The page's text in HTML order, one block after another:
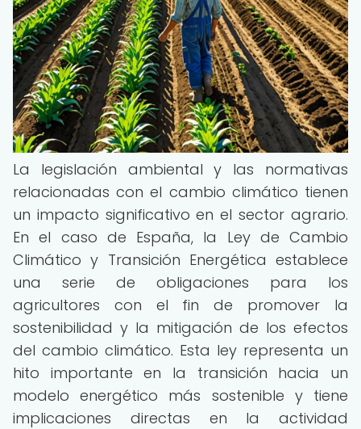
La legislación ambiental y las normativas
relacionadas con el cambio climático tienen
un impacto significativo en el sector agrario.
En el caso de España, la Ley de Cambio
Climático y Transición Energética establece
una serie de obligaciones para los
agricultores con el fin de promover la
sostenibilidad y la mitigación de los efectos
del cambio climático. Esta ley representa un
hito importante en la transición hacia un
modelo energético más sostenible y tiene
implicaciones directas en la actividad